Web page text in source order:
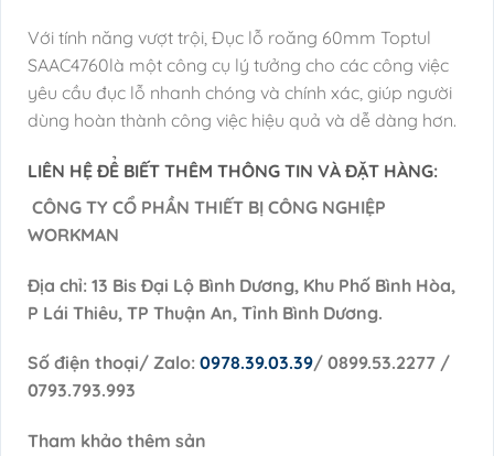
Với tính năng vượt trội, Đục lỗ roăng 60mm Toptul
SAAC4760là một công cụ lý tưởng cho các công việc
yêu cầu đục lỗ nhanh chóng và chính xác, giúp người
dùng hoàn thành công việc hiệu quả và dễ dàng hơn.
LIÊN HỆ ĐỂ BIẾT THÊM THÔNG TIN VÀ ĐẶT HÀNG:
CÔNG TY CỔ PHẦN THIẾT BỊ CÔNG NGHIỆP
WORKMAN
Địa chỉ: 13 Bis Đại Lộ Bình Dương, Khu Phố Bình Hòa,
P Lái Thiêu, TP Thuận An, Tỉnh Bình Dương.
Số điện thoại/ Zalo: 0978.39.03.39/ 0899.53.2277 /
0793.793.993
Tham khảo thêm sản